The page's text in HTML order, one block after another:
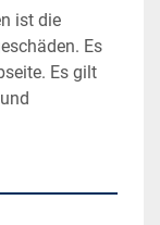
ist die
Es
Es gilt